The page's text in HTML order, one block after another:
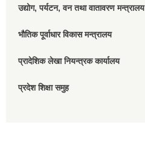
उद्योग, पर्यटन, वन तथा वातावरण मन्त्रालय
भौतिक पूर्वाधार विकास मन्त्रालय
प्रादेशिक लेखा नियन्त्रक कार्यालय
प्रदेश शिक्षा समुह